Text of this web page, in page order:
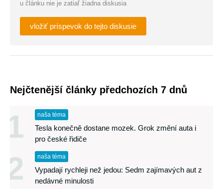
u článku nie je zatiaľ žiadna diskusia
vložiť príspevok do tejto diskusie
Nejčtenější články předchozích 7 dnů
1 naša téma
Tesla konečně dostane mozek. Grok změní auta i
pro české řidiče
2 naša téma
Vypadají rychleji než jedou: Sedm zajímavých aut z
nedávné minulosti